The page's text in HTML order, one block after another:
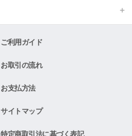
ご利用ガイド
お取引の流れ
お支払方法
サイトマップ
特定商取引法に基づく表記